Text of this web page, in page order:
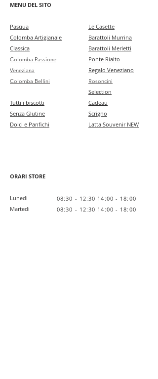
MENU DEL SITO
Pasqua
Colomba Artigianale
Classica
Colomba Passione
Veneziana
Colomba Bellini
Tutti i biscotti
Senza Glutine
Dolci e Panfichi
Le Casette
Barattoli Murrina
Barattoli Merletti
Ponte Rialto
Regalo Veneziano
Rosoncini
Selection
Cadeau
Scrigno
Latta Souvenir NEW
ORARI STORE
Lunedi
Martedi
08:30 - 12:30 14:00 - 18:00
08:30 - 12:30 14:00 - 18:00